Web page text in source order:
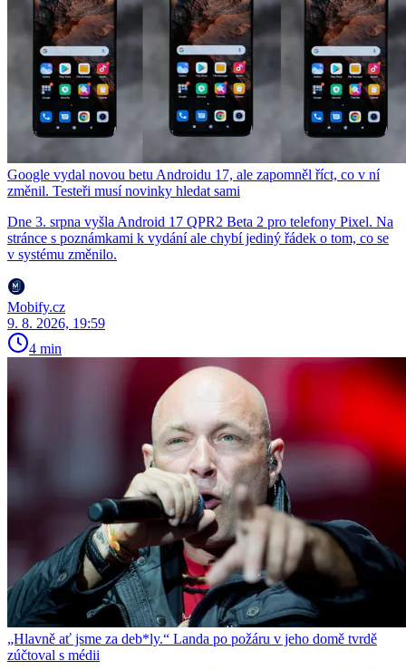
Google vydal novou betu Androidu 17, ale zapomněl říct, co v ní
změnil. Testeři musí novinky hledat sami
Dne 3. srpna vyšla Android 17 QPR2 Beta 2 pro telefony Pixel. Na
stránce s poznámkami k vydání ale chybí jediný řádek o tom, co se
v systému změnilo.
Mobify.cz
9. 8. 2026, 19:59
4 min
„Hlavně ať jsme za deb*ly.“ Landa po požáru v jeho domě tvrdě
zúčtoval s médii